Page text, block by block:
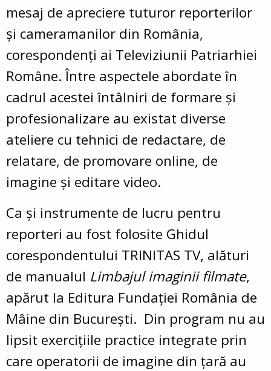
mesaj de apreciere tuturor reporterilor
și cameramanilor din România,
corespondenți ai Televiziunii Patriarhiei
Române. Între aspectele abordate în
cadrul acestei întâlniri de formare și
profesionalizare au existat diverse
ateliere cu tehnici de redactare, de
relatare, de promovare online, de
imagine și editare video.
Ca și instrumente de lucru pentru
reporteri au fost folosite Ghidul
corespondentului TRINITAS TV, alături
de manualul Limbajul imaginii filmate,
apărut la Editura Fundației România de
Mâine din București. Din program nu au
lipsit exercițiile practice integrate prin
care operatorii de imagine din țară au